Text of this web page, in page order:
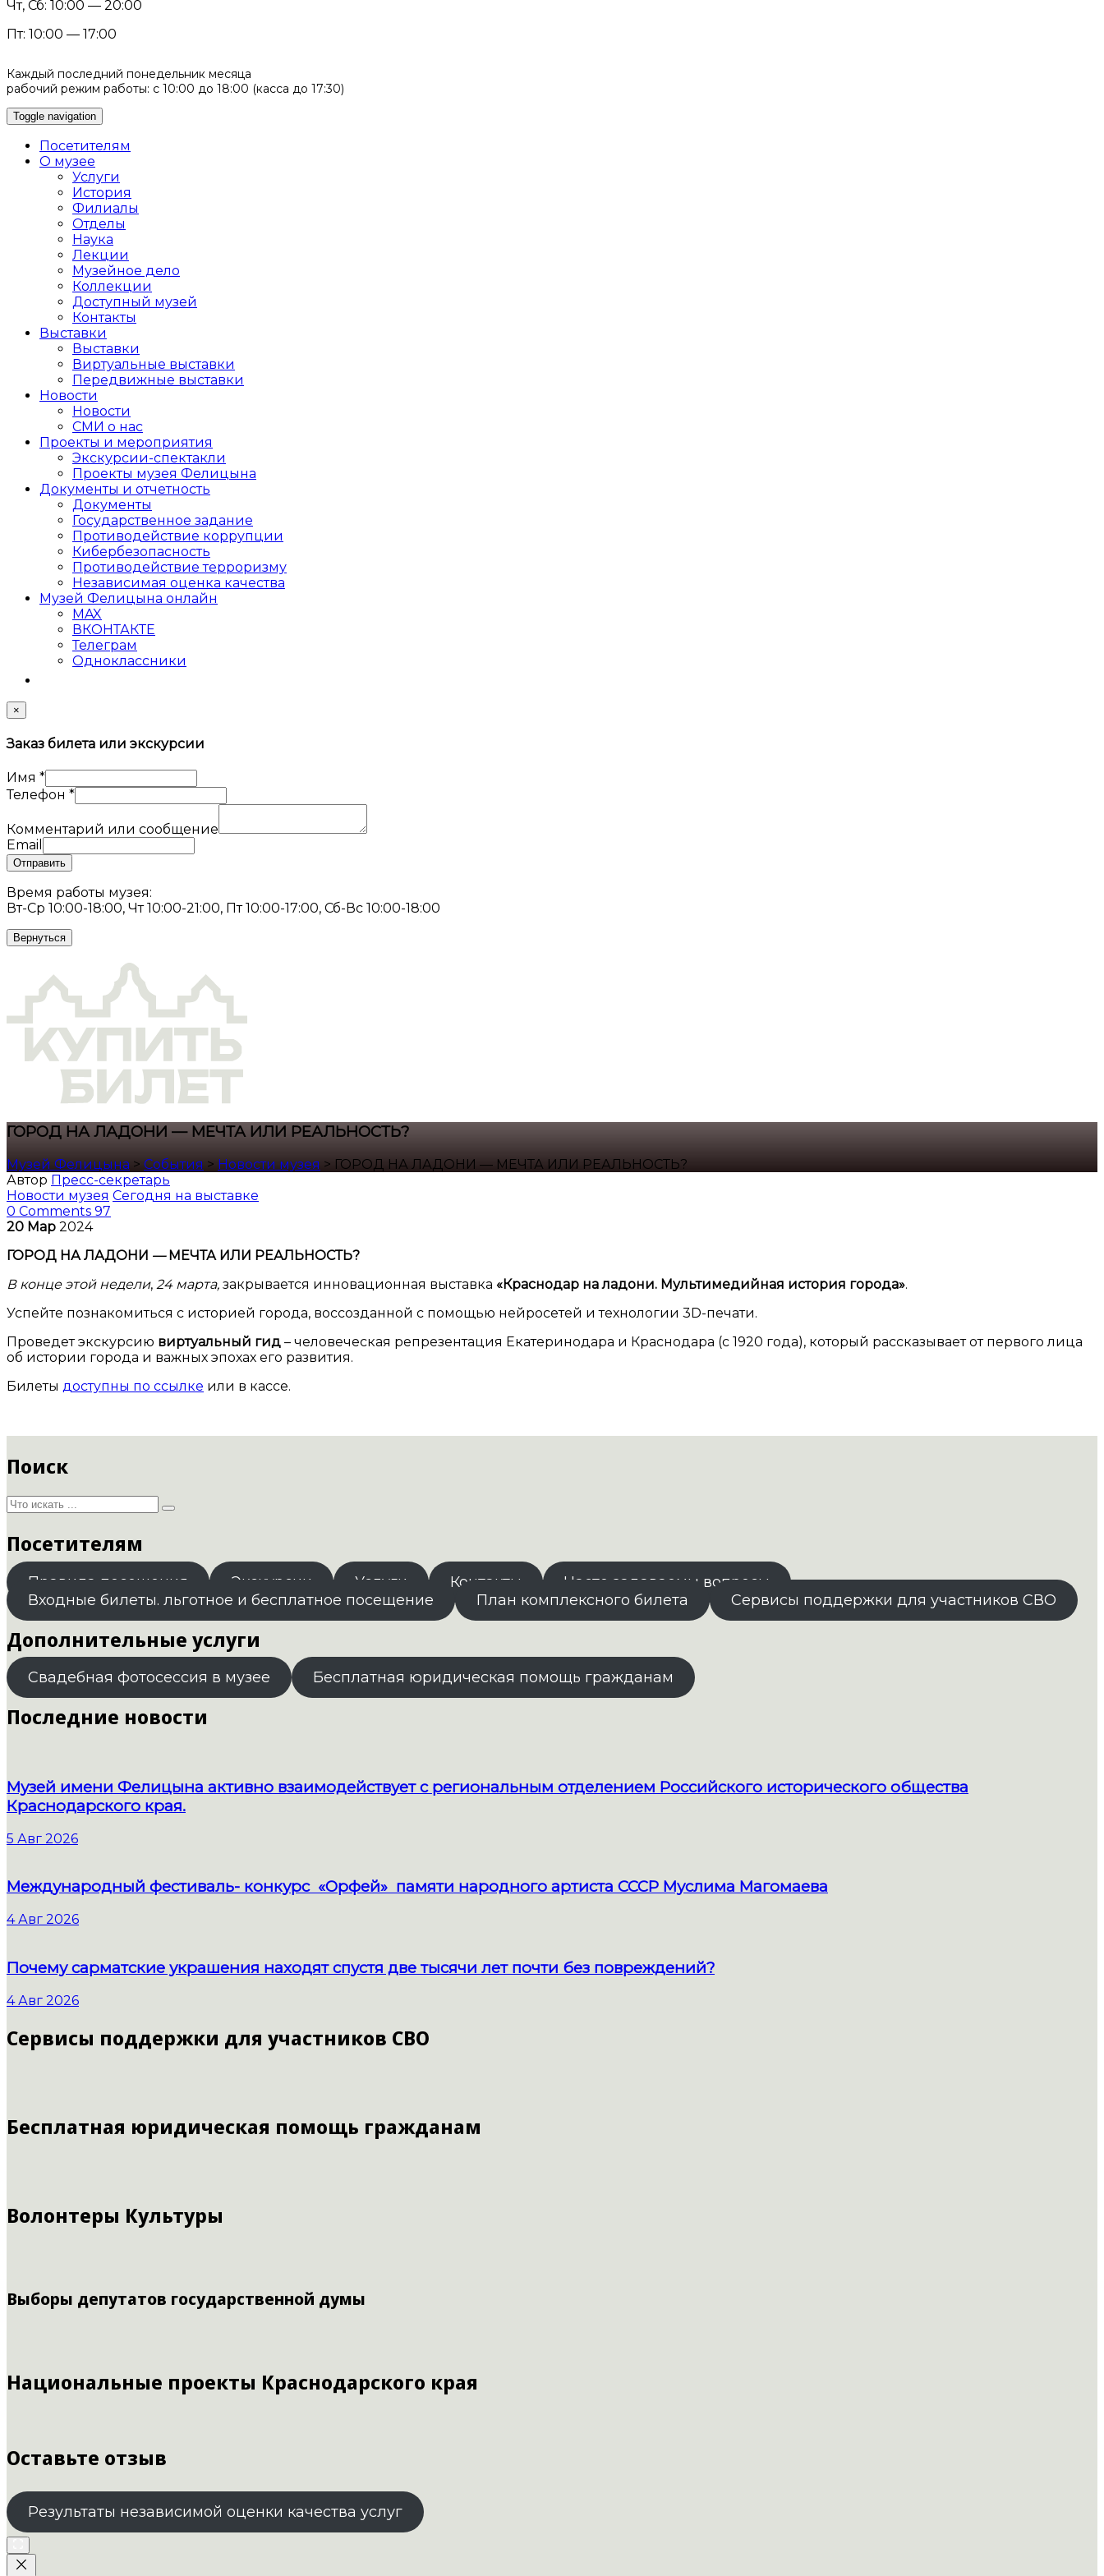
Чт, Сб: 10:00 — 20:00
Пт: 10:00 — 17:00
Каждый последний понедельник месяца
рабочий режим работы: с 10:00 до 18:00 (касса до 17:30)
Toggle navigation
Посетителям
О музее
Услуги
История
Филиалы
Отделы
Наука
Лекции
Музейное дело
Коллекции
Доступный музей
Контакты
Выставки
Выставки
Виртуальные выставки
Передвижные выставки
Новости
Новости
СМИ о нас
Проекты и мероприятия
Экскурсии-спектакли
Проекты музея Фелицына
Документы и отчетность
Документы
Государственное задание
Противодействие коррупции
Кибер­безопасность
Противодействие терроризму
Независимая оценка качества
Музей Фелицына онлайн
MAX
ВКОНТАКТЕ
Телеграм
Одноклассники
×
Заказ билета или экскурсии
Имя *
Телефон *
Комментарий или сообщение
Email
Отправить
Время работы музея:
Вт-Ср 10:00-18:00, Чт 10:00-21:00, Пт 10:00-17:00, Сб-Вс 10:00-18:00
Вернуться
ГОРОД НА ЛАДОНИ — МЕЧТА ИЛИ РЕАЛЬНОСТЬ?
Музей Фелицына > События > Новости музея > ГОРОД НА ЛАДОНИ — МЕЧТА ИЛИ РЕАЛЬНОСТЬ?
Автор Пресс-секретарь
Новости музея Сегодня на выставке
0 Comments 97
20 Мар 2024
ГОРОД НА ЛАДОНИ —МЕЧТА ИЛИ РЕАЛЬНОСТЬ?
В конце этой недели, 24 марта, закрывается инновационная выставка «Краснодар на ладони. Мультимедийная история города».
Успейте познакомиться с историей города, воссозданной с помощью нейросетей и технологии 3D-печати.
Проведет экскурсию виртуальный гид – человеческая репрезентация Екатеринодара и Краснодара (с 1920 года), который рассказывает от первого лица
об истории города и важных эпохах его развития.
Билеты доступны по ссылке или в кассе.
Поиск
Посетителям
Правила посещения Экскурсии Услуги Контакты
Часто задаваемы вопросы
Входные билеты. льготное и бесплатное посещение
План комплексного билета Сервисы поддержки для участников СВО
Дополнительные услуги
Свадебная фотосессия в музее Бесплатная юридическая помощь гражданам
Последние новости
Музей имени Фелицына активно взаимодействует с региональным отделением Российского исторического общества
Краснодарского края.
5 Авг 2026
Международный фестиваль- конкурс «Орфей» памяти народного артиста СССР Муслима Магомаева
4 Авг 2026
Почему сарматские украшения находят спустя две тысячи лет почти без повреждений?
4 Авг 2026
Сервисы поддержки для участников СВО
Бесплатная юридическая помощь гражданам
Волонтеры Культуры
Выборы депутатов государственной думы
Национальные проекты Краснодарского края
Оставьте отзыв
Результаты независимой оценки качества услуг